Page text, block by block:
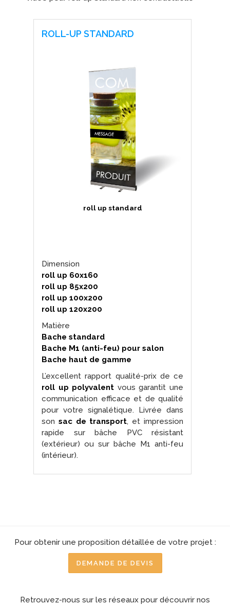
ROLL-UP STANDARD
roll up standard
Dimension
roll up 60x160
roll up 85x200
roll up 100x200
roll up 120x200
Matière
Bache standard
Bache M1 (anti-feu) pour salon
Bache haut de gamme
L’excellent rapport qualité-prix de ce
roll up polyvalent vous garantit une
communication efficace et de qualité
pour votre signalétique. Livrée dans
son sac de transport, et impression
rapide sur bâche PVC résistant
(extérieur) ou sur bâche M1 anti-feu
(intérieur).
Pour obtenir une proposition détaillée de votre projet :
DEMANDE DE DEVIS
Retrouvez-nous sur les réseaux pour découvrir nos